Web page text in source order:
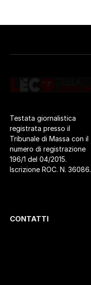
Testata giornalistica
registrata presso il
Tribunale di Massa con il
numero di registrazione
196/1 del 04/2015.
Iscrizione ROC. N. 36086.
CONTATTI